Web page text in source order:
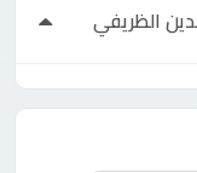
الظريفي